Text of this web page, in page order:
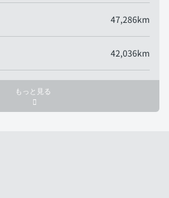
47,286km
42,036km
もっと見る